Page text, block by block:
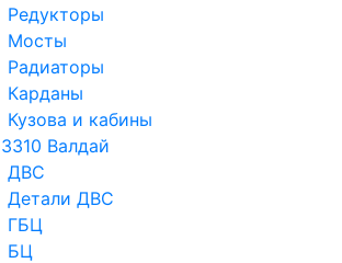
Редукторы
Мосты
Радиаторы
Карданы
Кузова и кабины
Валдай
ДВС
Детали ДВС
ГБЦ
БЦ